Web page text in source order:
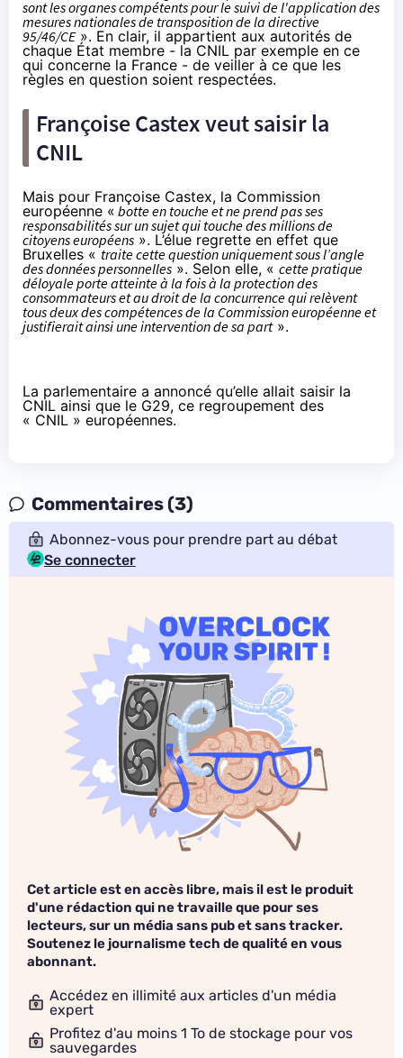
sont les organes compétents pour le suivi de l'application des
mesures nationales de transposition de la directive
95/46/CE». En clair, il appartient aux autorités de
chaque État membre - la CNIL par exemple en ce
qui concerne la France - de veiller à ce que les
règles en question soient respectées.
Françoise Castex veut saisir la
CNIL
Mais pour Françoise Castex, la Commission
européenne « botte en touche et ne prend pas ses
responsabilités sur un sujet qui touche des millions de
citoyens européens ». L’élue regrette en effet que
Bruxelles « traite cette question uniquement sous l’angle
des données personnelles ». Selon elle, « cette pratique
déloyale porte atteinte à la fois à la protection des
consommateurs et au droit de la concurrence qui relèvent
tous deux des compétences de la Commission européenne et
justifierait ainsi une intervention de sa part».
La parlementaire a annoncé qu’elle allait saisir la
CNIL ainsi que le G29, ce regroupement des
« CNIL » européennes.
Commentaires (3)
Abonnez-vous pour prendre part au débat
Se connecter
Cet article est en accès libre, mais il est le produit
d'une rédaction qui ne travaille que pour ses
lecteurs, sur un média sans pub et sans tracker.
Soutenez le journalisme tech de qualité en vous
abonnant.
Accédez en illimité aux articles d'un média
expert
Profitez d'au moins 1 To de stockage pour vos
sauvegardes